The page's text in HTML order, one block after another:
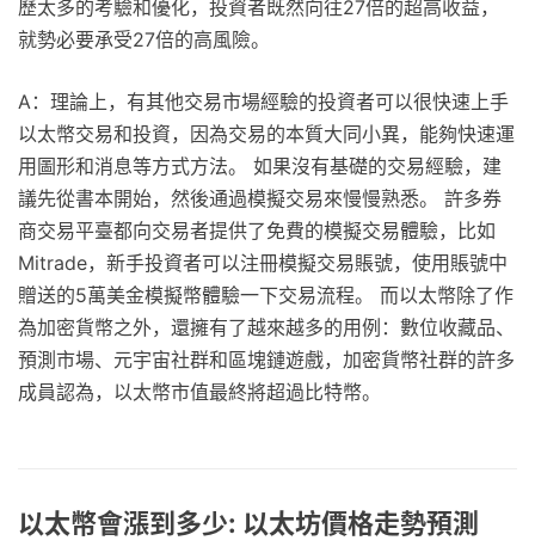
歷太多的考驗和優化，投資者既然向往27倍的超高收益，
就勢必要承受27倍的高風險。
A：理論上，有其他交易市場經驗的投資者可以很快速上手
以太幣交易和投資，因為交易的本質大同小異，能夠快速運
用圖形和消息等方式方法。 如果沒有基礎的交易經驗，建
議先從書本開始，然後通過模擬交易來慢慢熟悉。 許多券
商交易平臺都向交易者提供了免費的模擬交易體驗，比如
Mitrade，新手投資者可以注冊模擬交易賬號，使用賬號中
贈送的5萬美金模擬幣體驗一下交易流程。 而以太幣除了作
為加密貨幣之外，還擁有了越來越多的用例：數位收藏品、
預測市場、元宇宙社群和區塊鏈遊戲，加密貨幣社群的許多
成員認為，以太幣市值最終將超過比特幣。
以太幣會漲到多少: 以太坊價格走勢預測